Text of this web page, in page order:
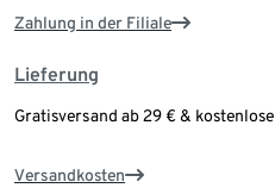
Zahlung in der Filiale
Lieferung
Gratisversand ab 29 € &
Versandkosten